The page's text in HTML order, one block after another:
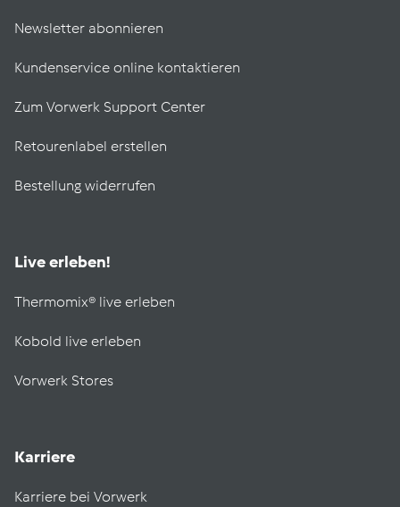
Newsletter abonnieren
Kundenservice online kontaktieren
Zum Vorwerk Support Center
Retourenlabel erstellen
Bestellung widerrufen
Live erleben!
Thermomix® live erleben
Kobold live erleben
Vorwerk Stores
Karriere
Karriere bei Vorwerk